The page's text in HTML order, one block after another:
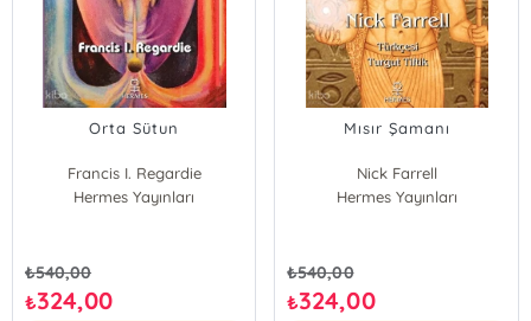
Orta Sütun
Francis I. Regardie
Hermes Yayınları
₺540,00
₺324,00
Mısır Şamanı
Nick Farrell
Hermes Yayınları
₺540,00
₺324,00